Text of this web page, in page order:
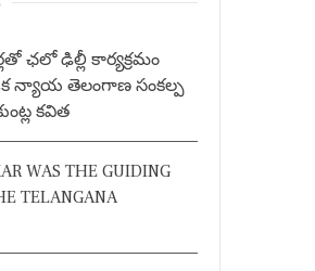
ఛలో ఢిల్లీ కార్యక్రమం
న్యాయ తెలంగాణ సంకల్ప
కవిత
WAS THE GUIDING
TELANGANA